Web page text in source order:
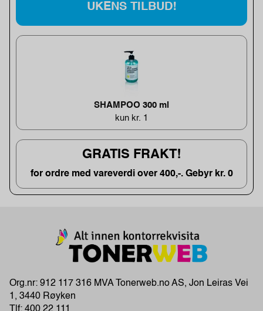
UKENS TILBUD!
SHAMPOO 300 ml
kun kr. 1
GRATIS FRAKT!
for ordre med vareverdi over 400,-. Gebyr kr. 0
Org.nr: 912 117 316 MVA Tonerweb.no AS, Jon Leiras Vei
1, 3440 Røyken